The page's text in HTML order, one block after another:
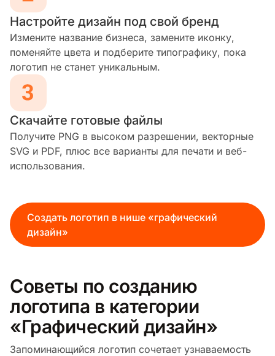
Настройте дизайн под свой бренд
Измените название бизнеса, замените иконку,
поменяйте цвета и подберите типографику, пока
логотип не станет уникальным.
Скачайте готовые файлы
Получите PNG в высоком разрешении, векторные
SVG и PDF, плюс все варианты для печати и веб-
использования.
Создать логотип в нише «графический
дизайн»
Советы по созданию
логотипа в категории
«Графический дизайн»
Запоминающийся логотип сочетает узнаваемость